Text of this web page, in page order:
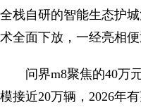
全栈自研的智能生态护
术全面下放，一经亮相
问界m8聚焦的40万
模接近20万辆，2026年